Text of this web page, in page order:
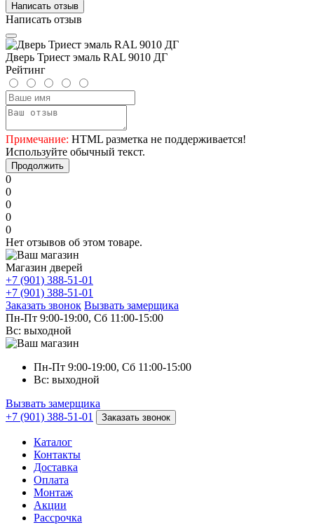
Написать отзыв
Написать отзыв
Дверь Триест эмаль RAL 9010 ДГ
Рейтинг
Примечание: HTML разметка не поддерживается!
Используйте обычный текст.
Продолжить
0
0
0
0
0
Нет отзывов об этом товаре.
Магазин дверей
+7 (901) 388-51-01
+7 (901) 388-51-01
Заказать звонок Вызвать замерщика
Пн-Пт 9:00-19:00, Сб 11:00-15:00
Вс: выходной
Пн-Пт 9:00-19:00, Сб 11:00-15:00
Вс: выходной
Вызвать замерщика
+7 (901) 388-51-01
Заказать звонок
Каталог
Контакты
Доставка
Оплата
Монтаж
Акции
Рассрочка